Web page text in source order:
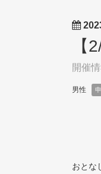
開催
男性
おとな